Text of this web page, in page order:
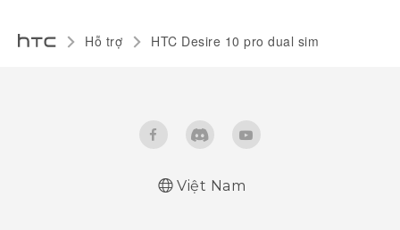
Hỗ trợ HTC Desire 10 pro dual sim‎
Việt Nam